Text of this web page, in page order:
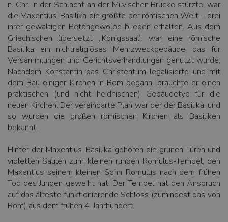
n. Chr. in der Schlacht an der Milvischen Brücke stürzte, war
die Maxentius-Basilika die größte der römischen Welt – drei
ihrer gewaltigen Betongewölbe blieben erhalten. Aus dem
Griechischen übersetzt „Königssaal“, war eine römische
Basilika ein nichtreligiöses Mehrzweckgebäude, das für
Versammlungen und Gerichtsverhandlungen genutzt wurde.
Nachdem Konstantin das Christentum legalisierte und mit
dem Bau einiger Kirchen in Rom begann, brauchte er einen
praktischen (und nicht heidnischen) Gebäudetyp für die
neuen Kirchen. Der vereinbarte Plan war der der Basilika, und
so wurden die großen römischen Kirchen als Basiliken
bekannt.
Hinter der Maxentius-Basilika gehören die grünen Türen und
violetten Säulen zum kleinen runden Romulus-Tempel, den
Maxentius seinem kleinen Sohn Romulus nach dem frühen
Tod des Jungen geweiht hat. Der Tempel hat den Anspruch
auf das älteste funktionierende Schloss (zumindest das von
Rom) aus dem frühen 4. Jahrhundert.